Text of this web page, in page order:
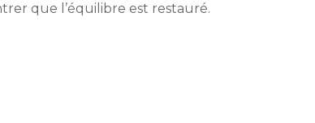
que l’équilibre est restauré.